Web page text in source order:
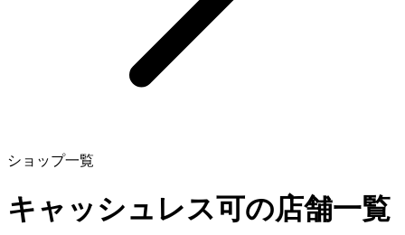
ショップ一覧
キャッシュレス可の店舗一覧